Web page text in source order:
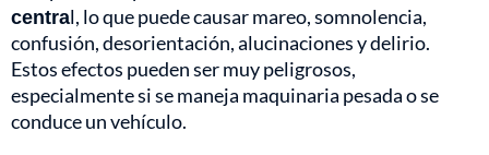
central, lo que puede causar mareo, somnolencia,
confusión, desorientación, alucinaciones y delirio.
Estos efectos pueden ser muy peligrosos,
especialmente si se maneja maquinaria pesada o se
conduce un vehículo.